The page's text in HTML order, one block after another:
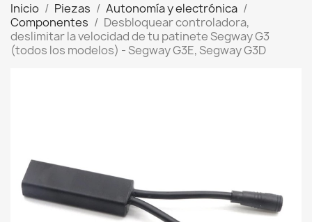
Inicio Piezas
Autonomía y electrónica
Componentes
Desbloquear controladora,
deslimitar la velocidad de tu patinete Segway G3
(todos los modelos) - Segway G3E, Segway G3D